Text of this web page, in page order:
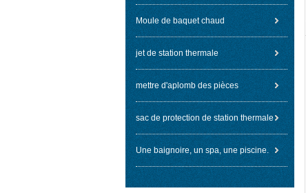
Moule de baquet chaud
jet de station thermale
mettre d'aplomb des pièces
sac de protection de station thermale
Une baignoire, un spa, une piscine.